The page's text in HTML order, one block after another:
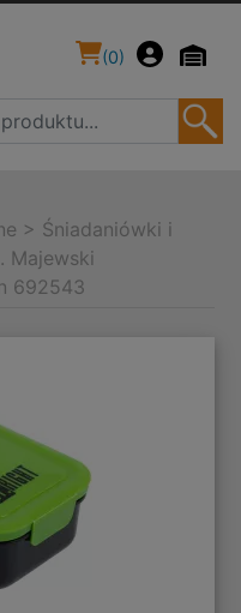
(0)
> Śniadaniówki i
Majewski
692543